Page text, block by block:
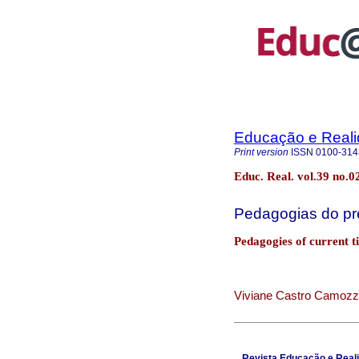
Educação e
Print version ISSN 0100-
Educ. Real. vol.39
Pedagogias do
Pedagogies of current
Viviane Castro